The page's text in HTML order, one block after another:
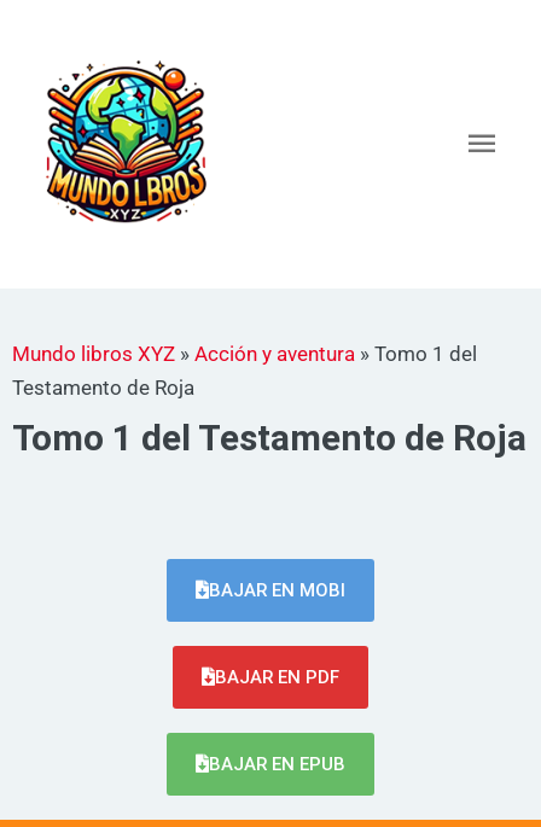
contenido
Mundo libros XYZ » Acción y aventura » Tomo 1 del
Testamento de Roja
Tomo 1 del Testamento de Roja
BAJAR EN MOBI
BAJAR EN PDF
BAJAR EN EPUB